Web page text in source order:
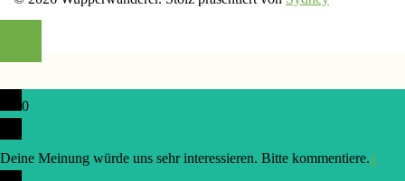
0
Deine Meinung würde uns sehr interessieren. Bitte kommentiere.x